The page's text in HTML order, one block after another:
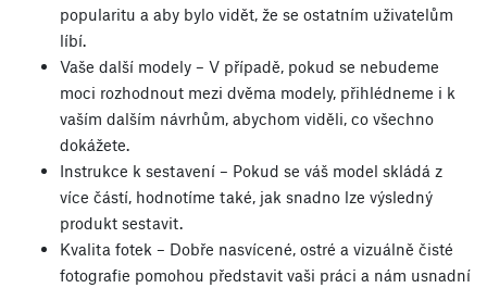
popularitu a aby bylo vidět, že se ostatním uživatelům
líbí.
Vaše další modely – V případě, pokud se nebudeme
moci rozhodnout mezi dvěma modely, přihlédneme i k
vaším dalším návrhům, abychom viděli, co všechno
dokážete.
Instrukce k sestavení – Pokud se váš model skládá z
více částí, hodnotíme také, jak snadno lze výsledný
produkt sestavit.
Kvalita fotek – Dobře nasvícené, ostré a vizuálně čisté
fotografie pomohou představit vaši práci a nám usnadní